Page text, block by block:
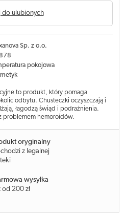
do ulubionych
Sp. z o.o.
pokojowa
to produkt, który pomaga
odbytu. Chusteczki oczyszczają i
łagodzą świąd i podrażnienia.
problemem hemoroidów.
oryginalny
z legalnej
wysyłka
od 200 zł